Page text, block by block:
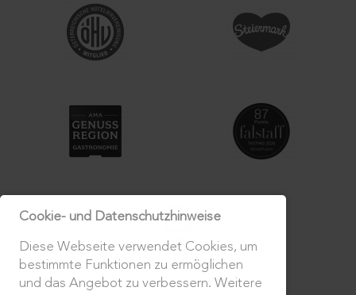
Cookie- und Datenschutzhinweise
Diese Webseite verwendet Cookies, um
bestimmte Funktionen zu ermöglichen
und das Angebot zu verbessern. Weitere